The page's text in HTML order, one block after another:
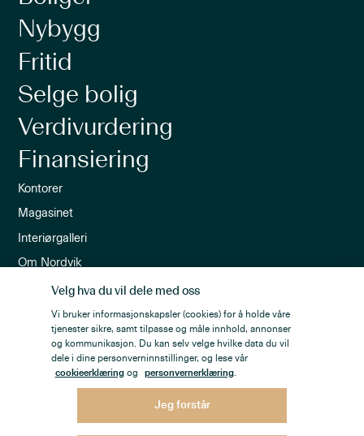
Nybygg
Fritid
Selge bolig
Verdivurdering
Finansiering
Kontorer
Magasinet
Interiørgalleri
Om Nordvik
Ledige stillinger
Nordvik-appen
Nyhetsbrev
Velg hva du vil dele med oss
Vi bruker informasjonskapsler (cookies) for å holde våre
tjenester sikre, samt tilpasse og måle innhold, annonser
og kommunikasjon. Du kan selv velge hvilke data du vil
dele i dine personverninnstillinger, og lese vår
cookieerklæringog personvernerklæring.
Jeg forstår